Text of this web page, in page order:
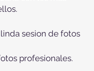
sesion de fotos
profesionales.